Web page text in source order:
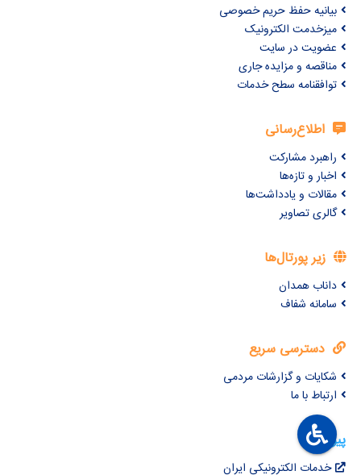
بیانیه حفظ حریم خصوصی
میزخدمت الکترونیک
عضویت در سایت
مناقصه و مزایده جاری
توافقنامه سطح خدمات
اطلاع‌رسانی
راهبرد مشارکت
اخبار و تازه‌ها
مقالات و یادداشت‌ها
گالری تصاویر
زیر پورتال‌ها
داناب همدان
سامانه شفاف
دسترسی سریع
شکایات و گزارشات مردمی
ارتباط با ما
پیوندها
خدمات الکترونیکی ایران